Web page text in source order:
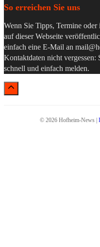
So erreichen Sie uns
Wenn Sie Tipps, Termine
auf dieser Webseite
einfach eine E-Mail an
Kontaktdaten nicht
schnell und einfach melden.
© 2026 Hofheim-News |